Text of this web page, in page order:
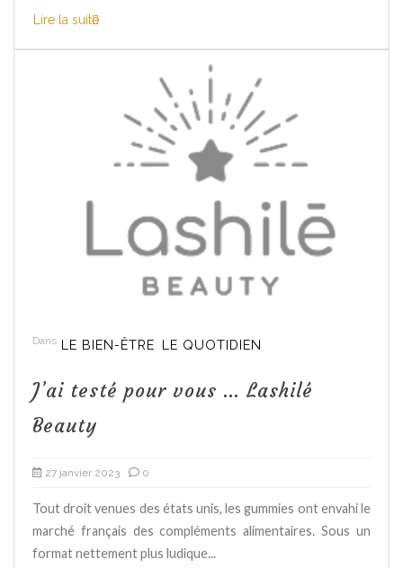
Lire la suite
Dans LE BIEN-ÊTRE LE QUOTIDIEN
J’ai testé pour vous … Lashilé
Beauty
27 janvier 2023 0
Tout droit venues des états unis, les gummies ont envahi le
marché français des compléments alimentaires. Sous un
format nettement plus ludique...